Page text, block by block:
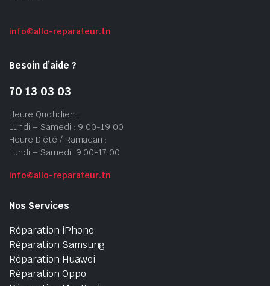
info@allo-reparateur.tn
Besoin d’aide ?
70 13 03 03
Heure Quotidien :
Lundi – Samedi : 9:00-19:00
Heure D’été / Ramadan :
Lundi – Samedi: 9:00-17:00
info@allo-reparateur.tn
Nos Services
Réparation iPhone
Réparation Samsung
Réparation Huawei
Réparation Oppo